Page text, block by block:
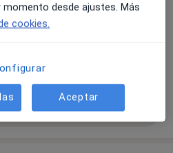
más detalles
sobre la experiencia
desde ajustes. Más
cookies.
Aceptar